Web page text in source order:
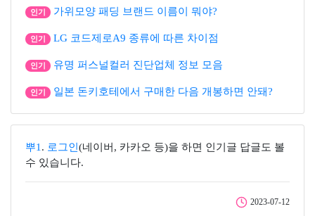
인기 가위모양 패딩 브랜드 이름이 뭐야?
인기 LG 코드제로A9 종류에 따른 차이점
인기 유명 퍼스널컬러 진단업체 정보 모음
인기 일본 돈키호테에서 구매한 다음 개봉하면 안돼?
뿌1 . 로그인 (네이버, 카카오 등)을 하면 인기글 답글도 볼
수 있습니다.
2023-07-12